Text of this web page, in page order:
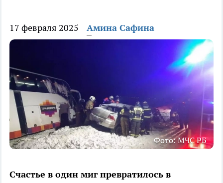
17 февраля 2025 Амина Сафина
Фото: МЧС РБ
Счастье в один миг превратилось в